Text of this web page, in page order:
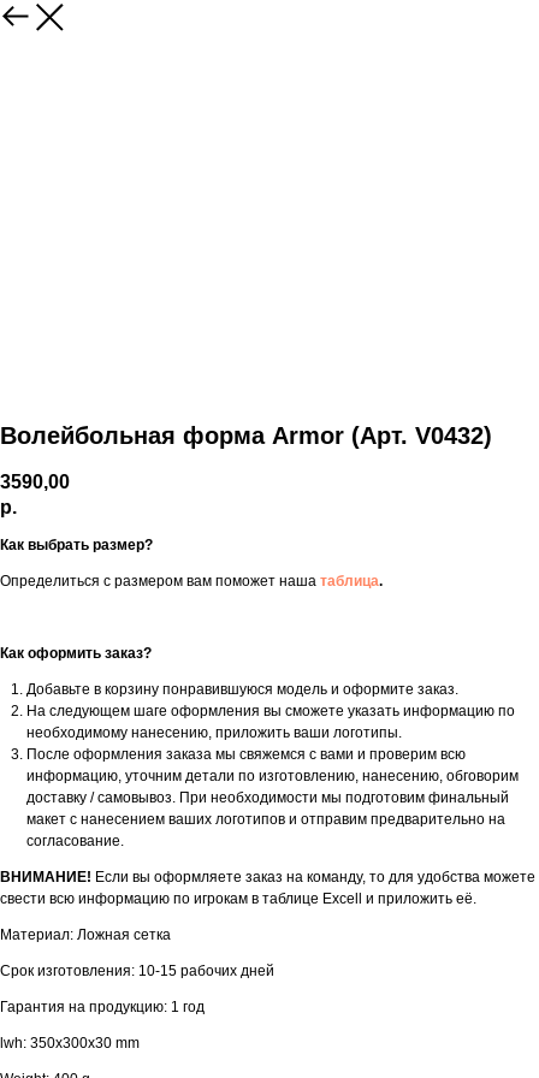
Волейбольная форма Armor (Арт. V0432)
3590,00
р.
Как выбрать размер?
Определиться с размером вам поможет наша таблица.
Как оформить заказ?
Добавьте в корзину понравившуюся модель и оформите заказ.
На следующем шаге оформления вы сможете указать информацию по
необходимому нанесению, приложить ваши логотипы.
После оформления заказа мы свяжемся с вами и проверим всю
информацию, уточним детали по изготовлению, нанесению, обговорим
доставку / самовывоз. При необходимости мы подготовим финальный
макет с нанесением ваших логотипов и отправим предварительно на
согласование.
ВНИМАНИЕ! Если вы оформляете заказ на команду, то для удобства можете
свести всю информацию по игрокам в таблице Excell и приложить её.
Материал: Ложная сетка
Срок изготовления: 10-15 рабочих дней
Гарантия на продукцию: 1 год
lwh: 350x300x30 mm